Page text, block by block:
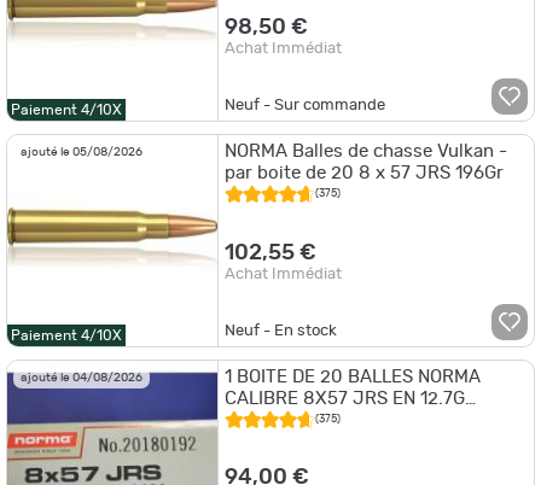
Paiement 4/10X
98,50 €
Achat Immédiat
Neuf - Sur commande
ajouté le 05/08/2026
Paiement 4/10X
NORMA Balles de chasse Vulkan -
par boite de 20 8 x 57 JRS 196Gr
(375)
102,55 €
Achat Immédiat
Neuf - En stock
ajouté le 04/08/2026
1 BOITE DE 20 BALLES NORMA
CALIBRE 8X57 JRS EN 12.7G
VULKAN NEUVE
(375)
94,00 €